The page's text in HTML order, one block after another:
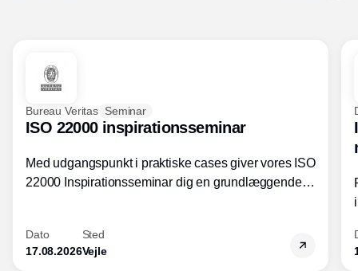
Bureau Veritas Seminar
ISO 22000 inspirationsseminar
Med udgangspunkt i praktiske cases giver vores ISO
22000 Inspirationsseminar dig en grundlæggende
fødevarestandardens integration med andre
standarder.
Dato
17.08.2026
Sted
Vejle